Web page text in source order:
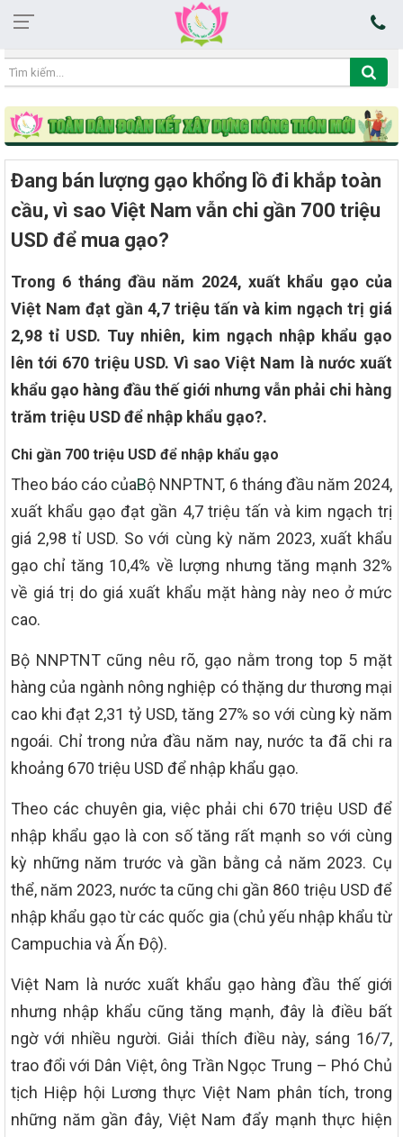
20:56:38 06/08/2026
Đang bán lượng gạo khổng lồ đi khắp toàn
cầu, vì sao Việt Nam vẫn chi gần 700 triệu
USD để mua gạo?
Trong 6 tháng đầu năm 2024, xuất khẩu gạo của
Việt Nam đạt gần 4,7 triệu tấn và kim ngạch trị giá
2,98 tỉ USD. Tuy nhiên, kim ngạch nhập khẩu gạo
lên tới 670 triệu USD. Vì sao Việt Nam là nước xuất
khẩu gạo hàng đầu thế giới nhưng vẫn phải chi hàng
trăm triệu USD để nhập khẩu gạo?.
Chi gần 700 triệu USD để nhập khẩu gạo
Theo báo cáo củaBộ NNPTNT, 6 tháng đầu năm 2024,
xuất khẩu gạo đạt gần 4,7 triệu tấn và kim ngạch trị
giá 2,98 tỉ USD. So với cùng kỳ năm 2023, xuất khẩu
gạo chỉ tăng 10,4% về lượng nhưng tăng mạnh 32%
về giá trị do giá xuất khẩu mặt hàng này neo ở mức
cao.
Bộ NNPTNT cũng nêu rõ, gạo nằm trong top 5 mặt
hàng của ngành nông nghiệp có thặng dư thương mại
cao khi đạt 2,31 tỷ USD, tăng 27% so với cùng kỳ năm
ngoái. Chỉ trong nửa đầu năm nay, nước ta đã chi ra
khoảng 670 triệu USD để nhập khẩu gạo.
Theo các chuyên gia, việc phải chi 670 triệu USD để
nhập khẩu gạo là con số tăng rất mạnh so với cùng
kỳ những năm trước và gần bằng cả năm 2023. Cụ
thể, năm 2023, nước ta cũng chi gần 860 triệu USD để
nhập khẩu gạo từ các quốc gia (chủ yếu nhập khẩu từ
Campuchia và Ấn Độ).
Việt Nam là nước xuất khẩu gạo hàng đầu thế giới
nhưng nhập khẩu cũng tăng mạnh, đây là điều bất
ngờ với nhiều người. Giải thích điều này, sáng 16/7,
trao đổi với Dân Việt, ông Trần Ngọc Trung – Phó Chủ
tịch Hiệp hội Lương thực Việt Nam phân tích, trong
những năm gần đây, Việt Nam đẩy mạnh thực hiện